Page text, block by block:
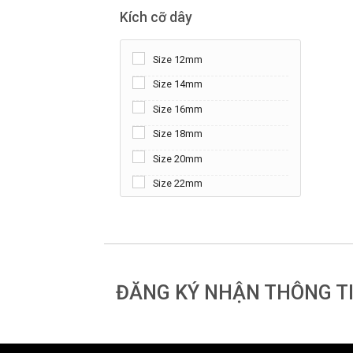
Kích cỡ dây
Size 12mm
Size 14mm
Size 16mm
Size 18mm
Size 20mm
Size 22mm
ĐĂNG KÝ NHẬN THÔNG